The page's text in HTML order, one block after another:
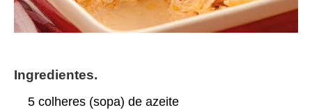
Ingredientes.
5 colheres (sopa) de azeite